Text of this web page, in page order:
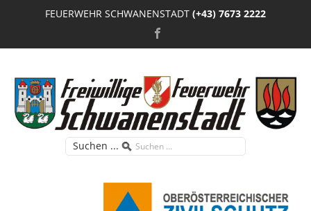
FEUERWEHR SCHWANENSTADT (+43) 7673 2222
Suchen ...